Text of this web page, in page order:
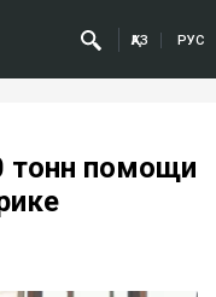
ҚАЗ РУС
тонн помощи